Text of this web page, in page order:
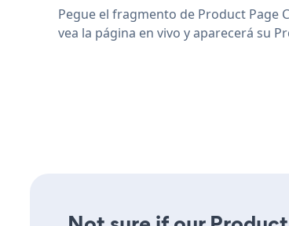
Pegue el fragmento de Product Page
vea la página en vivo y aparecerá su